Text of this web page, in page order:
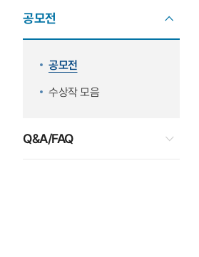
공모전
공모전
수상작 모음
Q&A/FAQ